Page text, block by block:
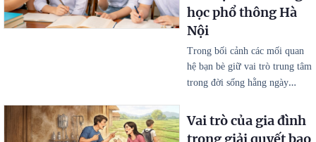
học phổ thông Hà
Nội
Trong bối cảnh các mối quan
hệ bạn bè giữ vai trò trung tâm
trong đời sống hằng ngày…
Vai trò của gia đình